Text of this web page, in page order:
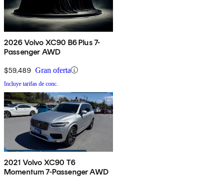
2026 Volvo XC90 B6 Plus 7-
Passenger AWD
$59,489 Gran oferta
Incluye tarifas de conc.
2021 Volvo XC90 T6
Momentum 7-Passenger AWD